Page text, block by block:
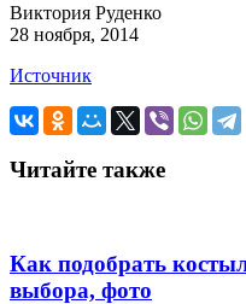
Виктория Руденко
28 ноября, 2014
Источник
Читайте также
Как подобрать
выбора, фото